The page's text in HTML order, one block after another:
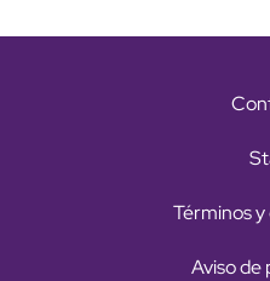
Términos
Aviso de